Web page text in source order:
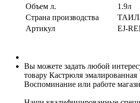
Объем л.
1.9л
Страна производства
Артикул
EJ-
Вы можете задать любой
товару Кастрюля эмалированная
Воспоминание или работе